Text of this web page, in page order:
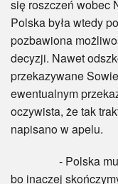
się roszczeń wobec
Polska była wtedy
pozbawiona
decyzji. Nawet
przekazywane
ewentualnym
oczywista, że tak
napisano w apelu.
- Polska musi
bo inaczej